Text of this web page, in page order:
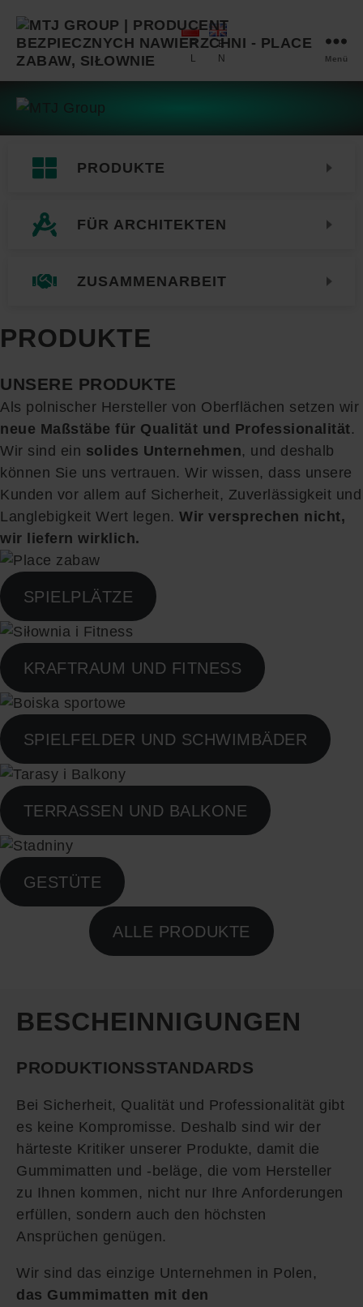
P
L
E
N
Menü
PRODUKTE
FÜR ARCHITEKTEN
ZUSAMMENARBEIT
PRODUKTE
UNSERE PRODUKTE
Als polnischer Hersteller von Oberflächen setzen wir
neue Maßstäbe für Qualität und Professionalität.
Wir sind ein solides Unternehmen, und deshalb
können Sie uns vertrauen. Wir wissen, dass unsere
Kunden vor allem auf Sicherheit, Zuverlässigkeit und
Langlebigkeit Wert legen. Wir versprechen nicht,
wir liefern wirklich.
SPIELPLÄTZE
KRAFTRAUM UND FITNESS
SPIELFELDER UND SCHWIMBÄDER
TERRASSEN UND BALKONE
GESTÜTE
ALLE PRODUKTE
BESCHEINNIGUNGEN
PRODUKTIONSSTANDARDS
Bei Sicherheit, Qualität und Professionalität gibt
es keine Kompromisse. Deshalb sind wir der
härteste Kritiker unserer Produkte, damit die
Gummimatten und -beläge, die vom Hersteller
zu Ihnen kommen, nicht nur Ihre Anforderungen
erfüllen, sondern auch den höchsten
Ansprüchen genügen.
Wir sind das einzige Unternehmen in Polen,
das Gummimatten mit den